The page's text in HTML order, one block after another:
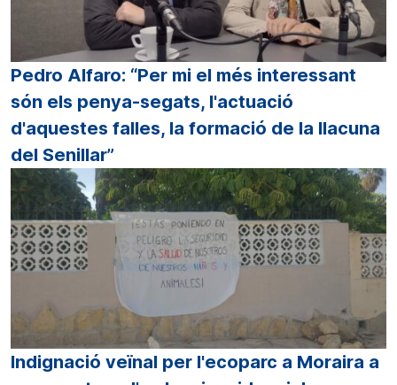
Pedro Alfaro: “Per mi el més interessant
són els penya-segats, l'actuació
d'aquestes falles, la formació de la llacuna
del Senillar”
Indignació veïnal per l'ecoparc a Moraira a